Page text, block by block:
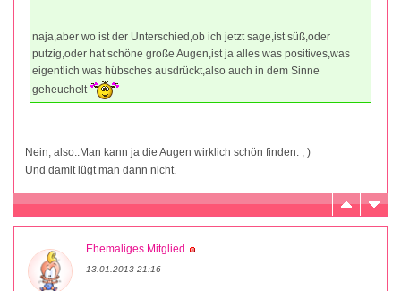
naja,aber wo ist der Unterschied,ob ich jetzt sage,ist süß,oder
putzig,oder hat schöne große Augen,ist ja alles was positives,was
eigentlich was hübsches ausdrückt,also auch in dem Sinne
geheuchelt
Nein, also..Man kann ja die Augen wirklich schön finden. ; )
Und damit lügt man dann nicht.
Ehemaliges Mitglied
13.01.2013 21:16